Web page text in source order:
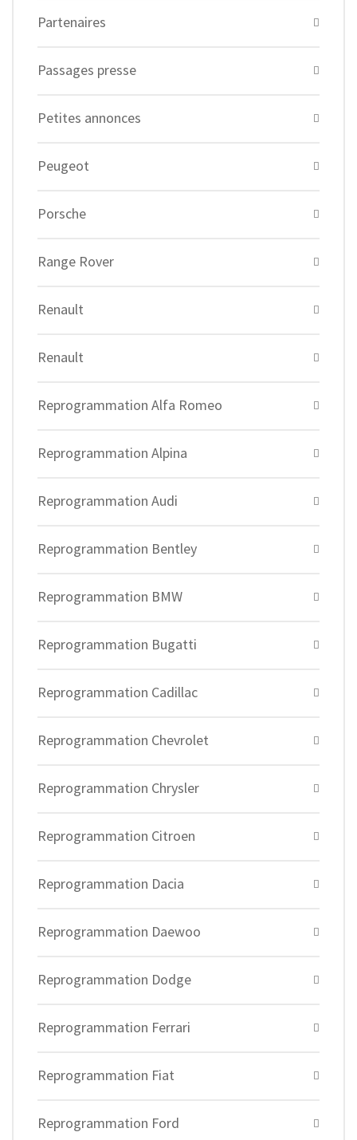
Partenaires
Passages presse
Petites annonces
Peugeot
Porsche
Range Rover
Renault
Renault
Reprogrammation Alfa Romeo
Reprogrammation Alpina
Reprogrammation Audi
Reprogrammation Bentley
Reprogrammation BMW
Reprogrammation Bugatti
Reprogrammation Cadillac
Reprogrammation Chevrolet
Reprogrammation Chrysler
Reprogrammation Citroen
Reprogrammation Dacia
Reprogrammation Daewoo
Reprogrammation Dodge
Reprogrammation Ferrari
Reprogrammation Fiat
Reprogrammation Ford